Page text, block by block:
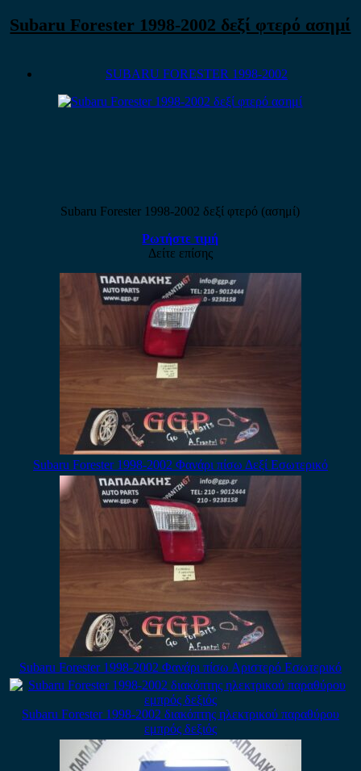
Subaru Forester 1998-2002 δεξί φτερό ασημί
SUBARU FORESTER 1998-2002
Subaru Forester 1998-2002 δεξί φτερό (ασημί)
Ρωτήστε τιμή
Δείτε επίσης
Subaru Forester 1998-2002 Φανάρι πίσω Δεξί Εσωτερικό
Subaru Forester 1998-2002 Φανάρι πίσω Αριστερό Εσωτερικό
Subaru Forester 1998-2002 διακόπτης ηλεκτρικού παραθύρου
εμπρός δεξιός